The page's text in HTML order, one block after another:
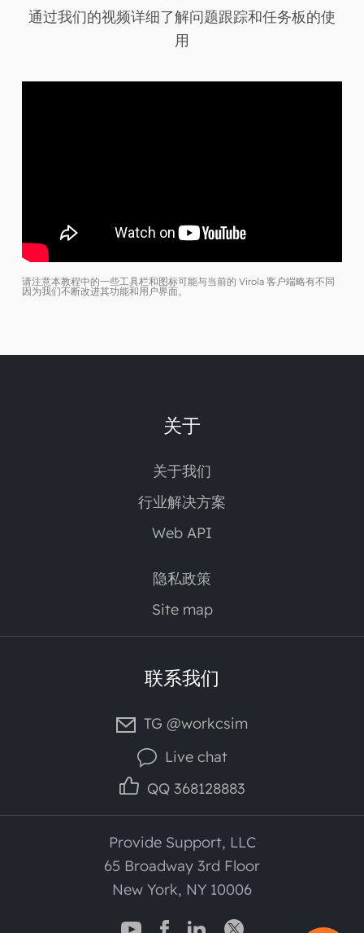
通过我们的视频详细了解问题跟踪和任务板的使
用
请注意本教程中的一些工具栏和图标可能与当前的 Virola 客户端略有不同
因为我们不断改进其功能和用户界面。
关于
关于我们
行业解决方案
Web API
隐私政策
Site map
联系我们
TG @workcsim
Live chat
QQ 368128883
Provide Support, LLC
65 Broadway 3rd Floor
New York, NY 10006